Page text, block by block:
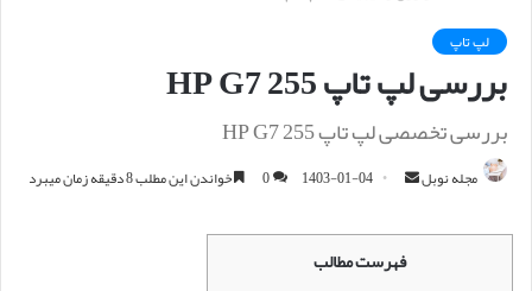
لپ تاپ
بررسی لپ تاپ HP G7 255
بررسی تخصصی لپ تاپ HP G7 255
مجله نوبل
س
ا
1403-01-04
0 خواندن این مطلب 8 دقیقه زمان میبرد
فهرست مطالب